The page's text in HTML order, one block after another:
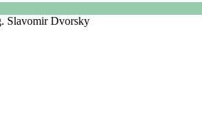
Slavomir Dvorsky